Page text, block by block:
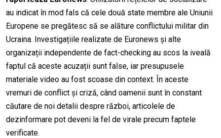
au indicat în mod fals că cele două state membre ale Uniunii
Europene se pregătesc să se alăture conflictului militar din
Ucraina. Investigațiile realizate de Euronews și alte
organizații independente de fact-checking au scos la iveală
faptul că aceste acuzații sunt false, iar presupusele
materiale video au fost scoase din context. În aceste
vremuri de conflict și criză, când oamenii sunt în constant
căutare de noi detalii despre război, articolele de
dezinformare pot deveni la fel de virale precum faptele
verificate.